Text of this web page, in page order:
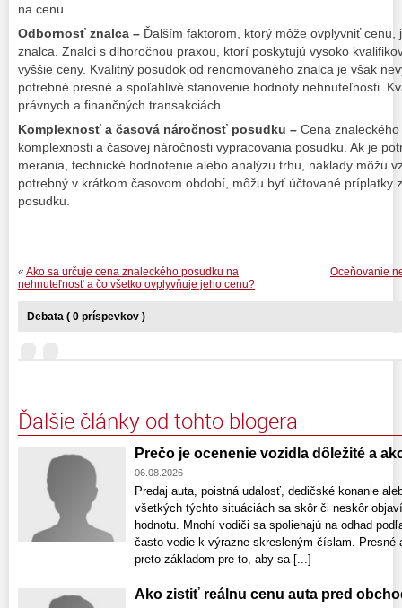
na cenu.
Odbornosť znalca – Ďalším faktorom, ktorý môže ovplyvniť
znalca. Znalci s dlhoročnou praxou, ktorí poskytujú vysoko
vyššie ceny. Kvalitný posudok od renomovaného znalca je však
potrebné presné a spoľahlivé stanovenie hodnoty nehnuteľnosti.
právnych a finančných transakciách.
Komplexnosť a časová náročnosť posudku – Cena
komplexnosti a časovej náročnosti vypracovania posudku. Ak je
merania, technické hodnotenie alebo analýzu trhu, náklady môžu
potrebný v krátkom časovom období, môžu byť účtované príplatky
posudku.
Oceňovanie
« Ako sa určuje cena znaleckého posudku na
nehnuteľnosť a čo všetko ovplyvňuje jeho cenu?
Debata ( 0 príspevkov )
Ďalšie články od tohto blogera
Prečo je ocenenie vozidla dôležité a
06.08.2026
Predaj auta, poistná udalosť, dedičské konanie
všetkých týchto situáciách sa skôr či neskôr
hodnotu. Mnohí vodiči sa spoliehajú na odhad
často vedie k výrazne skresleným číslam. Presné
preto základom pre to, aby sa [...]
Ako zistiť reálnu cenu auta pred